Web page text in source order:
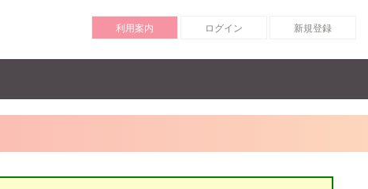
利用案内 ログイン 新規登録